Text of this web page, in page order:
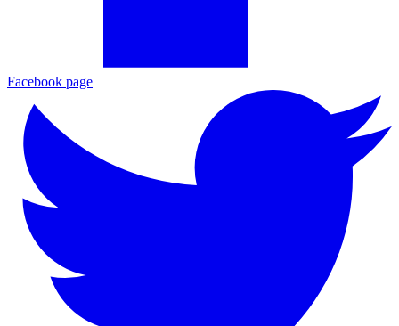
Facebook page